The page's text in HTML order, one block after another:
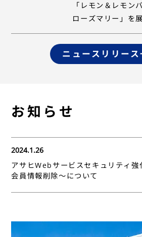
「レモン＆レモン
ローズマリー」を
ニュースリリース
お知らせ
2024.1.26
アサヒWebサービスセキュリティ強
会員情報削除～について